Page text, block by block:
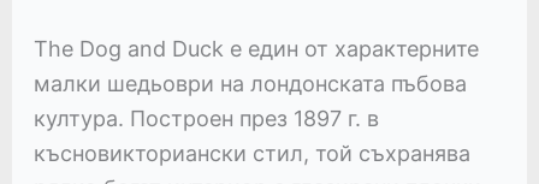
The Dog and Duck е един от характерните
малки шедьоври на лондонската пъбова
култура. Построен през 1897 г. в
късновикториански стил, той съхранява